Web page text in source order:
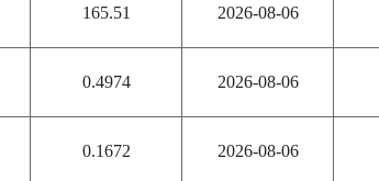
165.51 2026-08-06
0.4974 2026-08-06
0.1672 2026-08-06